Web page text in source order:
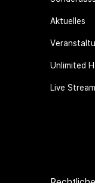
Aktuelles
Unlimited
Live